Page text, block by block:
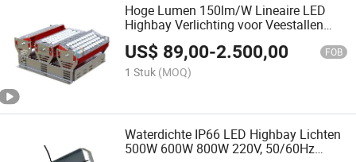
Hoge Lumen 150lm/W Lineaire LED
Highbay Verlichting voor Veestallen
Vloedverlichting RVS Constructie
Frame 220V 50Hz VK
US$ 89,00-2.500,00 FOB
1 Stuk (MOQ)
Waterdichte IP66 LED Highbay Lichten
500W 600W 800W 220V, 50/60Hz